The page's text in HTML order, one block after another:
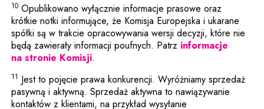
10 Opublikowano wyłącznie informacje prasowe oraz
krótkie notki informujące, że Komisja Europejska i ukarane
spółki są w trakcie opracowywania wersji decyzji, które nie
będą zawierały informacji poufnych. Patrz informacje
na stronie KomisjiUwaga, link zostanie otwarty w
.
11 Jest to pojęcie prawa konkurencji. Wyróżniamy sprzedaż
pasywną i aktywną. Sprzedaż aktywna to nawiązywanie
kontaktów z klientami, na przykład wysyłanie